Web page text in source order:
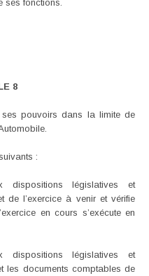
ses fonctions.
8
ses pouvoirs dans la limite de
:
dispositions législatives et
de l’exercice à venir et vérifie
en cours s’exécute en
dispositions législatives et
les documents comptables de